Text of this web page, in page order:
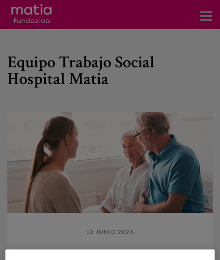
Servicios
Eventos
Trabaja con nosotros
es
Equipo Trabajo Social
Hospital Matia
12 JUNIO 2026